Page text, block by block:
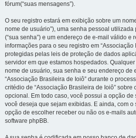
fórum(“suas mensagens”).
O seu registro estará em exibição sobre um
nome de usuário”), uma senha pessoal utilizada
(“sua senha”) e um endereço de e-mail válido e
informações para o seu registro em “Associação
protegidas pelas leis de proteção de dados
servidor em que estamos hospedados.
nome de usuário, sua senha e seu endereço de
“Associação Brasileira de Ioiô” durante o
critédio de “Associação Brasileira de Ioiô” sobre
opcional. Em todo caso, você possui a opção
você deseja que sejam exibidas. E ainda, com
opção de escolher receber ou não os e-mails
software phpBB.